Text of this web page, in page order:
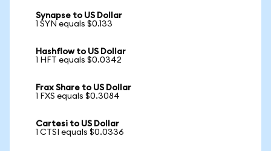
Synapse to US Dollar
1 SYN equals $0.133
Hashflow to US Dollar
1 HFT equals $0.0342
Frax Share to US Dollar
1 FXS equals $0.3084
Cartesi to US Dollar
1 CTSI equals $0.0336